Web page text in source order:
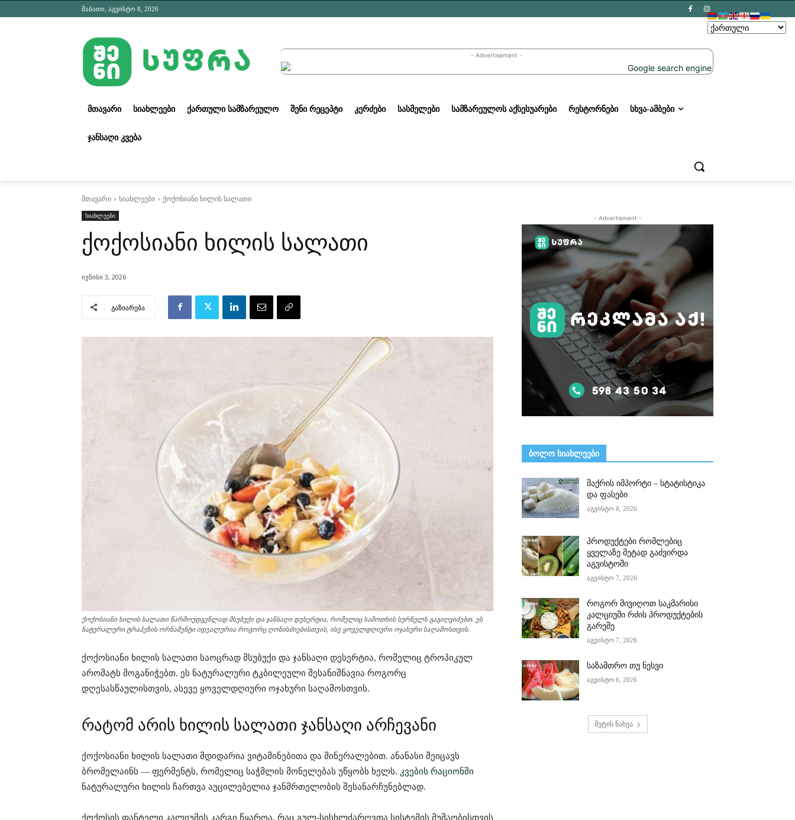
შაბათი, აგვისტო 8, 2026
- Advertisement -
ᲛᲗᲐᲕᲐᲠᲘ ᲡᲘᲐᲮᲚᲔᲔᲑᲘ ᲥᲐᲠᲗᲣᲚᲘ ᲡᲐᲛᲖᲐᲠᲔᲣᲚᲝ ᲨᲔᲜᲘ ᲠᲔᲪᲔᲞᲢᲘ ᲙᲔᲠᲫᲔᲑᲘ ᲡᲐᲡᲛᲔᲚᲔᲑᲘ ᲡᲐᲛᲖᲐᲠᲔᲣᲚᲝᲡ ᲐᲥᲡᲔᲡᲣᲐᲠᲔᲑᲘ ᲠᲔᲡᲢᲝᲠᲜᲔᲑᲘ ᲡᲮᲕᲐ-ᲐᲛᲑᲔᲑᲘ
ᲯᲐᲜᲡᲐᲦᲘ ᲙᲕᲔᲑᲐ
მთავარი სიახლეები
ქოქოსიანი ხილის სალათი
სიახლეები
ქოქოსიანი ხილის სალათი
ივნისი 3, 2026
გაზიარება
ქოქოსიანი ხილის სალათი წარმოუდგენლად მსუბუქი და ჯანსაღი დესერტია, რომელიც სამოთხის სურნელს გაგიღვიძებთ. ეს
ნატურალური ტრაპეზის ორნამენტი იდეალურია როგორც ღონისძიებისთვის, ისე ყოველდღიური ოჯახური საღამოსთვის.
ქოქოსიანი ხილის სალათი საოცრად მსუბუქი და ჯანსაღი დესერტია, რომელიც ტროპიკულ
არომატს მოგანიჭებთ. ეს ნატურალური ტკბილეული შესანიშნავია როგორც
დღესასწაულისთვის, ასევე ყოველდღიური ოჯახური საღამოსთვის.
რატომ არის ხილის სალათი ჯანსაღი არჩევანი
ქოქოსიანი ხილის სალათი მდიდარია ვიტამინებითა და მინერალებით. ანანასი შეიცავს
ბრომელაინს — ფერმენტს, რომელიც საჭმლის მონელებას უწყობს ხელს. კვების რაციონში
ნატურალური ხილის ჩართვა აუცილებელია ჯანმრთელობის შესანარჩუნებლად.
ქოქოსის ფანტელი კალიუმის კარგი წყაროა, რაც გულ-სისხლძარღვთა სისტემის მუშაობისთვის
- Advertisment -
ᲑᲝᲚᲝ ᲡᲘᲐᲮᲚᲔᲔᲑᲘ
შაქრის იმპორტი – სტატისტიკა
და ფასები
აგვისტო 8, 2026
პროდუქტები რომლებიც
ყველაზე მეტად გაძვირდა
აგვისტოში
აგვისტო 7, 2026
როგორ მივიღოთ საკმარისი
კალციუმი რძის პროდუქტების
გარეშე
აგვისტო 7, 2026
საზამთრო თუ ნესვი
აგვისტო 6, 2026
მეტის ნახვა